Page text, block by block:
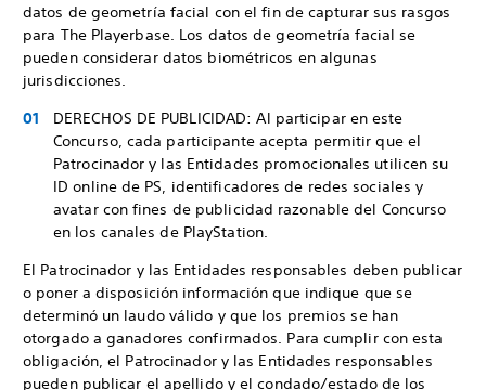
datos de geometría facial con el fin de capturar sus rasgos
para The Playerbase. Los datos de geometría facial se
pueden considerar datos biométricos en algunas
jurisdicciones.
DERECHOS DE PUBLICIDAD: Al participar en este
Concurso, cada participante acepta permitir que el
Patrocinador y las Entidades promocionales utilicen su
ID online de PS, identificadores de redes sociales y
avatar con fines de publicidad razonable del Concurso
en los canales de PlayStation.
El Patrocinador y las Entidades responsables deben publicar
o poner a disposición información que indique que se
determinó un laudo válido y que los premios se han
otorgado a ganadores confirmados. Para cumplir con esta
obligación, el Patrocinador y las Entidades responsables
pueden publicar el apellido y el condado/estado de los